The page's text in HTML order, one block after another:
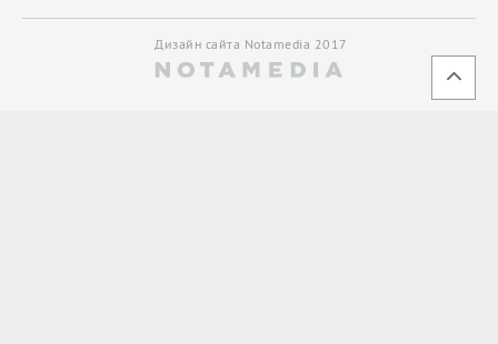
Дизайн сайта Notamedia 2017